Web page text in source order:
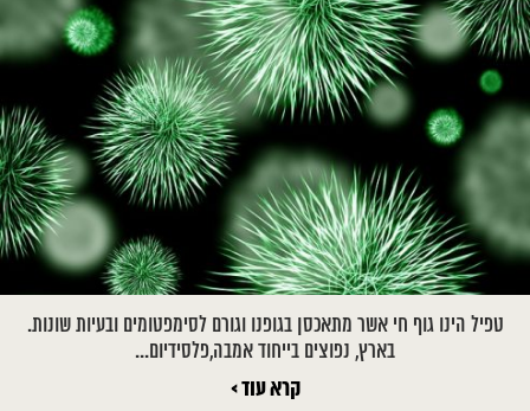
טפיל הינו גוף חי אשר מתאכסן בגופנו וגורם לסימפטומים ובעיות שונות.
בארץ, נפוצים בייחוד אמבה,פלסידיום...
קרא עוד >